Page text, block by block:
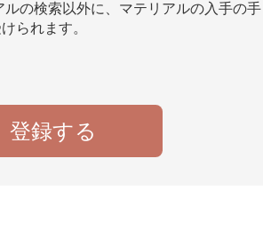
の検索以外に、マテリアルの入手の手
られます。
登録する